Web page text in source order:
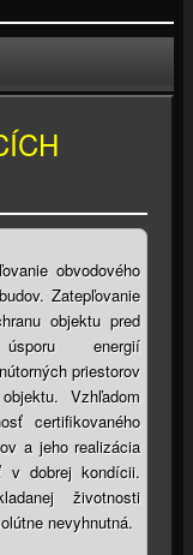
obvodového
Zatepľovanie
objektu pred
energií
priestorov
Vzhľadom
certifikovaného
a jeho realizácia
v dobrej kondícii.
životnosti
nevyhnutná.